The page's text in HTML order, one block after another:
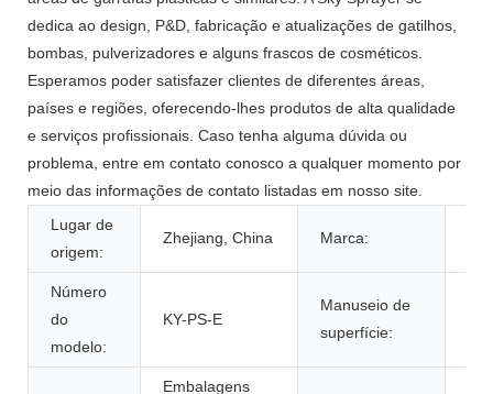
dedica ao design, P&D, fabricação e atualizações de gatilhos,
bombas, pulverizadores e alguns frascos de cosméticos.
Esperamos poder satisfazer clientes de diferentes áreas,
países e regiões, oferecendo-lhes produtos de alta qualidade
e serviços profissionais. Caso tenha alguma dúvida ou
problema, entre em contato conosco a qualquer momento por
meio das informações de contato listadas em nosso site.
Lugar de
origem:
Zhejiang, China Marca:
Número
do
modelo:
KY-PS-E
Manuseio de
superfície:
Embalagens